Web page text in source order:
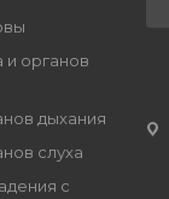
и органов
дыхания
слуха
с